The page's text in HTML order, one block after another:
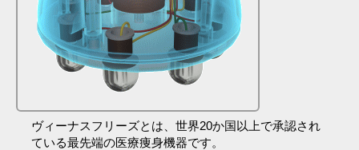
ヴィーナスフリーズとは、世界20か国以上で承認され
ている最先端の医療痩身機器です。